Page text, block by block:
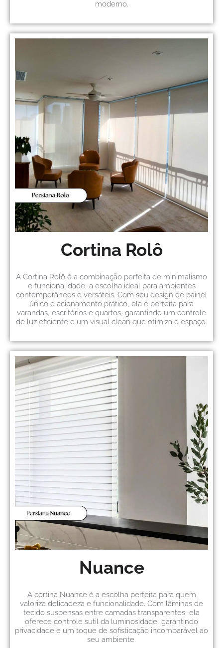
moderno.
Cortina Rolô
A Cortina Rolô é a combinação perfeita de minimalismo
e funcionalidade, a escolha ideal para ambientes
contemporâneos e versáteis. Com seu design de painel
único e acionamento prático, ela é perfeita para
varandas, escritórios e quartos, garantindo um controle
de luz eficiente e um visual clean que otimiza o espaço.
Nuance
A cortina Nuance é a escolha perfeita para quem
valoriza delicadeza e funcionalidade. Com lâminas de
tecido suspensas entre camadas transparentes, ela
oferece controle sutil da luminosidade, garantindo
privacidade e um toque de sofisticação incomparável ao
seu ambiente.